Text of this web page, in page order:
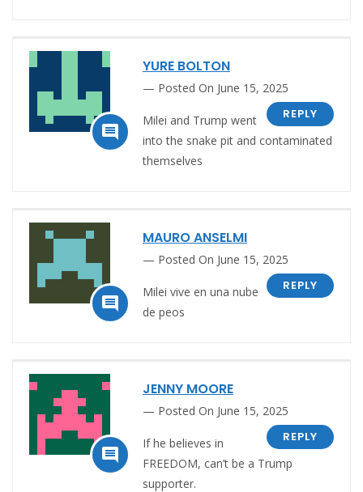

YURE BOLTON
Posted On June 15, 2025
REPLY
Milei and Trump went
into the snake pit and contaminated
themselves

MAURO ANSELMI
Posted On June 15, 2025
REPLY
Milei vive en una nube
de peos

JENNY MOORE
Posted On June 15, 2025
REPLY
If he believes in
FREEDOM, can’t be a Trump
supporter.